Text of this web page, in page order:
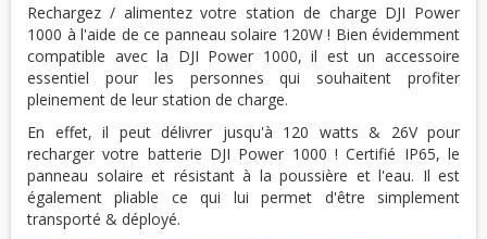
Rechargez / alimentez votre station de charge DJI Power
1000 à l'aide de ce panneau solaire 120W ! Bien évidemment
compatible avec la DJI Power 1000, il est un accessoire
essentiel pour les personnes qui souhaitent profiter
pleinement de leur station de charge.
En effet, il peut délivrer jusqu'à 120 watts & 26V pour
recharger votre batterie DJI Power 1000 ! Certifié IP65, le
panneau solaire et résistant à la poussière et l'eau. Il est
également pliable ce qui lui permet d'être simplement
transporté & déployé.